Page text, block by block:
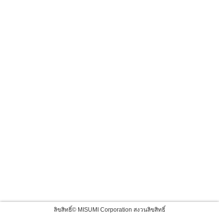
ลิขสิทธิ์© MISUMI Corporation สงวนลิขสิทธิ์